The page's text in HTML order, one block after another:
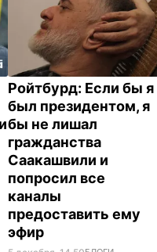
Ройтбурд: Если бы я
был президентом, я
бы не лишал
гражданства
Саакашвили и
попросил все
каналы
предоставить ему
эфир